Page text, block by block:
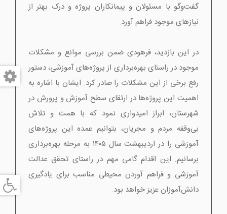
گفت‌وگو با مسئولان و پیمانکاران پروژه و درک بهتر از
نیازهای موجود فراهم آورد.
در این بازدید، فرهودی ضمن بررسی موانع و مشکلات
موجود در راستای بهره‌برداری از پروژه‌های آموزشی، دستور
رفع برخی از این مشکلات را صادر کرد. ایشان با اشاره به
اهمیت این پروژه‌ها در ارتقای سطح آموزش و پرورش در
شهرستان، ابراز امیدواری نمود که با همت و تلاش
بی‌وقفه مردم و مجریان، بتوانیم عمده این پروژه‌های
آموزشی را در اردیبهشت سال ۱۴۰۵ به مرحله بهره‌برداری
برسانیم. این اقدام گامی مهم در راستای تحقق عدالت
آموزشی و فراهم آوردن محیطی مناسب برای یادگیری
دانش‌آموزان عزیز خواهد بود.